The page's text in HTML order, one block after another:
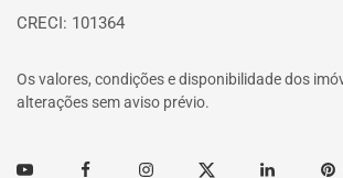
CRECI: 101364
Os valores, condições e disponibilidade dos
alterações sem aviso prévio.
Youtube FacebookInstagramTwitter Linkedin